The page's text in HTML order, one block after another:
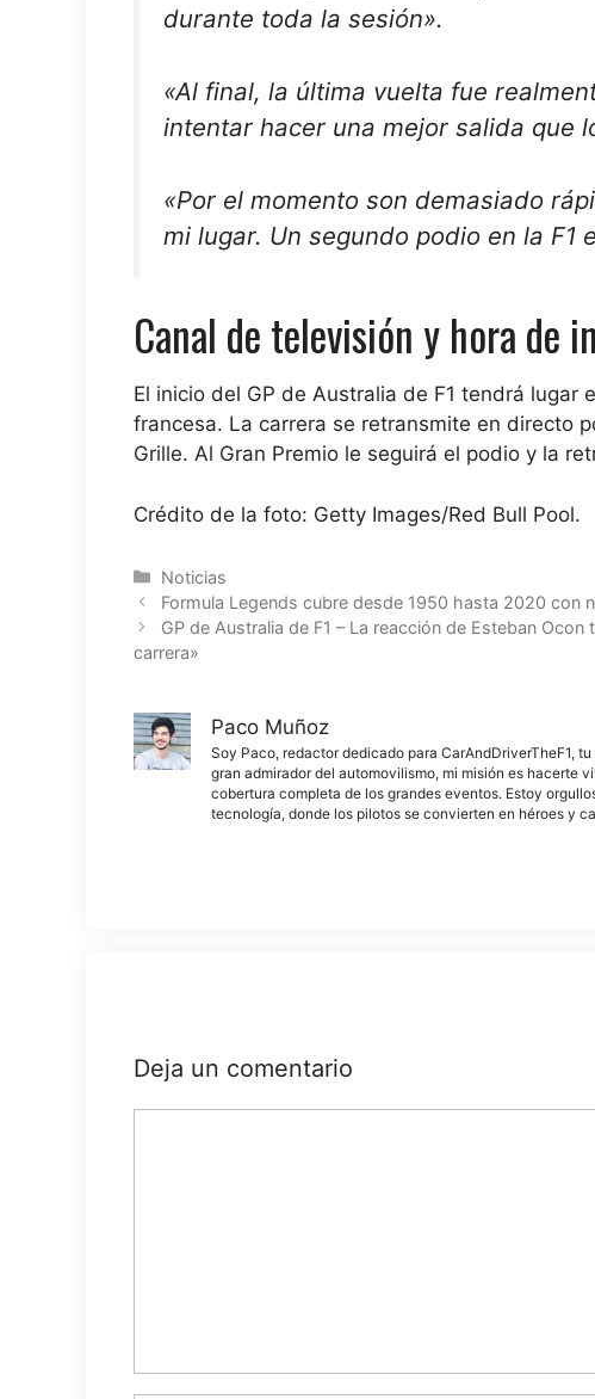
durante toda la sesión».
«Al final, la última vuelta fue
intentar hacer una mejor salida que
«Por el momento son demasiado
mi lugar. Un segundo podio en la F1
Canal de televisión y hora de
El inicio del GP de Australia de F1 tendrá
francesa. La carrera se retransmite en directo
Grille. Al Gran Premio le seguirá el podio y la
Crédito de la foto: Getty Images/Red Bull Pool.
Categorías
Noticias
Formula Legends cubre desde 1950 hasta 2020 con
GP de Australia de F1 – La reacción de Esteban
carrera»
Paco Muñoz
Soy Paco, redactor dedicado para CarAndDriverTheF1,
gran admirador del automovilismo, mi misión es hacerte
cobertura completa de los grandes eventos. Estoy
tecnología, donde los pilotos se convierten en héroes y
Deja un comentario